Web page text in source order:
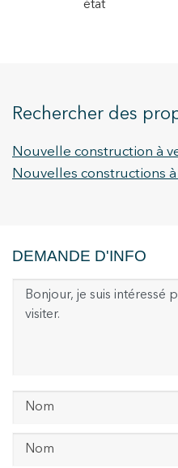
état
Rechercher des
Nouvelle construction à
Nouvelles constructions
DEMANDE D'INFO